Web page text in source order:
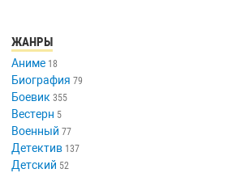
ЖАНРЫ
Аниме 18
Биография 79
Боевик 355
Вестерн 5
Военный 77
Детектив 137
Детский 52